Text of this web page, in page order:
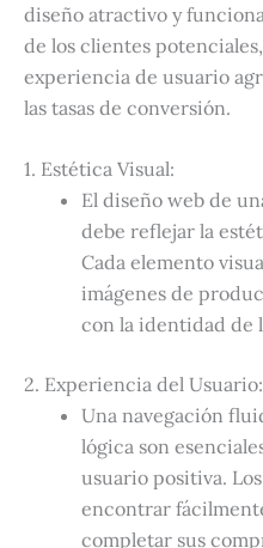
diseño atractivo y
de los clientes
experiencia de usuario
las tasas de conversión.
1. Estética Visual:
El diseño web de
debe reflejar la
Cada elemento
imágenes de
con la identidad de
2. Experiencia del Usuario:
Una navegación
lógica son
usuario positiva.
encontrar
completar sus